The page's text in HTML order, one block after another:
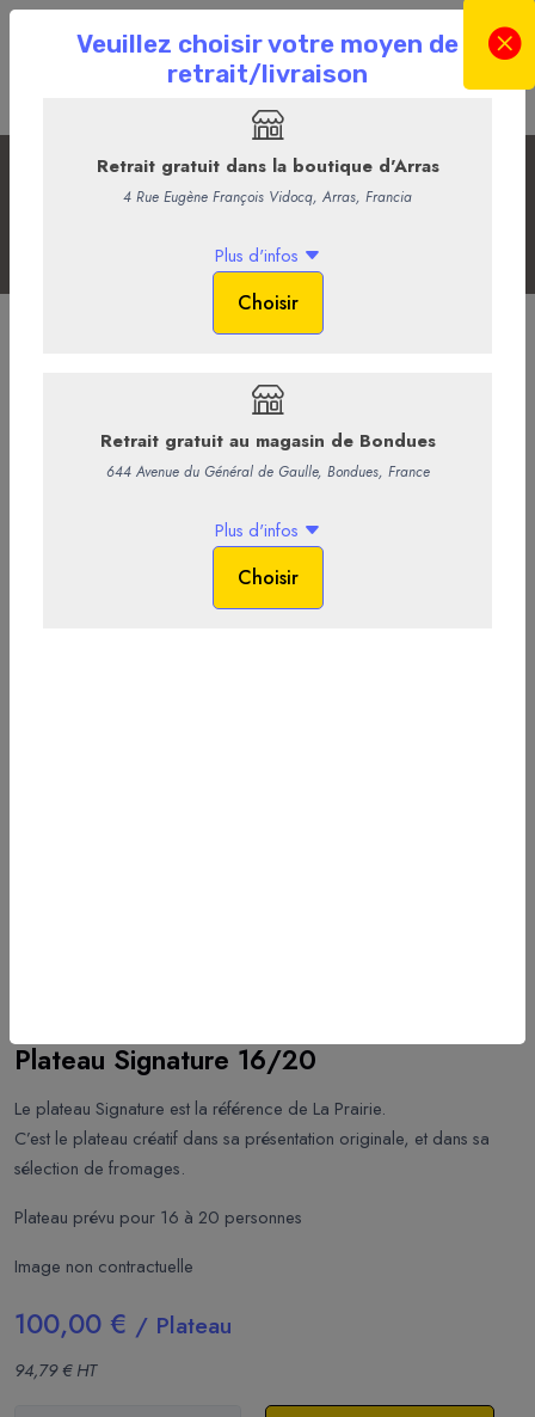
Fin de repas
Les Plateaux
Fin de repas
Plateau Signature 16/20
Le plateau Signature est la référence de La Prairie.
C’est le plateau créatif dans sa présentation originale, et dans sa
sélection de fromages.
Plateau prévu pour 16 à 20 personnes
Image non contractuelle
100,00 € / Plateau
94,79 € HT